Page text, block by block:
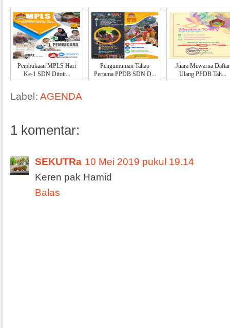
Pembukaan MPLS Hari
Ke-1 SDN Ditotr...
Pengumuman Tahap
Pertama PPDB SDN D...
Juara Mewarna Daftar
Ulang PPDB Tah...
Label: AGENDA
1 komentar:
SEKUTRa 10 Mei 2019 pukul 19.14
Keren pak Hamid
Balas